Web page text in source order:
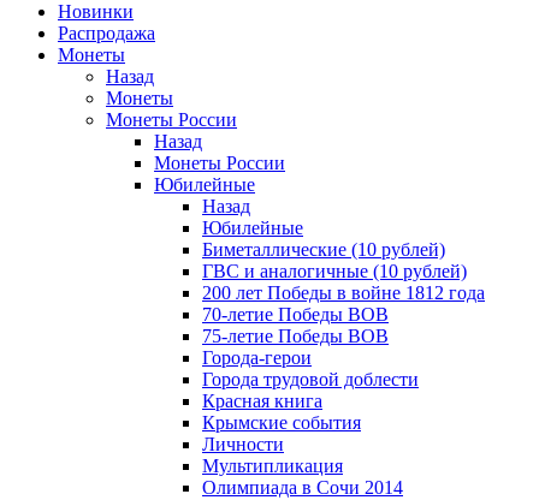
Новинки
Распродажа
Монеты
Назад
Монеты
Монеты России
Назад
Монеты России
Юбилейные
Назад
Юбилейные
Биметаллические (10 рублей)
ГВС и аналогичные (10 рублей)
200 лет Победы в войне 1812 года
70-летие Победы ВОВ
75-летие Победы ВОВ
Города-герои
Города трудовой доблести
Красная книга
Крымские события
Личности
Мультипликация
Олимпиада в Сочи 2014